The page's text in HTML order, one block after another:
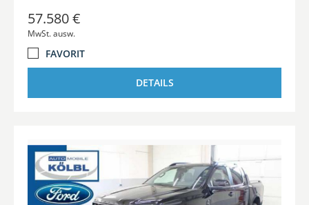
57.580 €
MwSt. ausw.
FAVORIT
DETAILS